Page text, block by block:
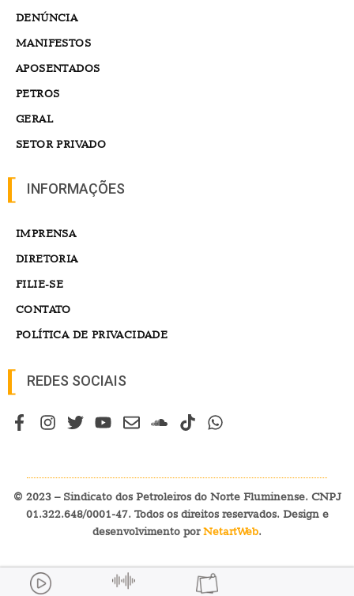
DENÚNCIA
MANIFESTOS
APOSENTADOS
PETROS
GERAL
SETOR PRIVADO
INFORMAÇÕES
IMPRENSA
DIRETORIA
FILIE-SE
CONTATO
POLÍTICA DE PRIVACIDADE
REDES SOCIAIS
© 2023 – Sindicato dos Petroleiros do Norte Fluminense. CNPJ
01.322.648/0001-47. Todos os direitos reservados. Design e
desenvolvimento porNetartWeb.